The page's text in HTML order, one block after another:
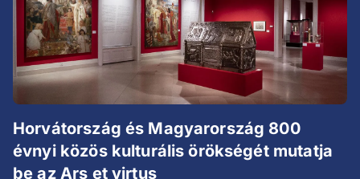
Horvátország és Magyarország 800
évnyi közös kulturális örökségét mutatja
be az Ars et virtus